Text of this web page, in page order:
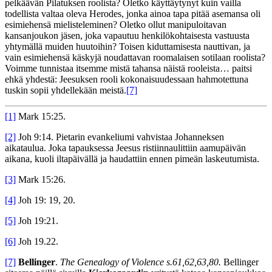
pelkäävän Pilatuksen roolista? Oletko käyttäytynyt kuin vailla
todellista valtaa oleva Herodes, jonka ainoa tapa pitää asemansa oli
esimiehensä mielisteleminen? Oletko ollut manipuloitavan
kansanjoukon jäsen, joka vapautuu henkilökohtaisesta vastuusta
yhtymällä muiden huutoihin? Toisen kiduttamisesta nauttivan, ja
vain esimiehensä käskyjä noudattavan roomalaisen sotilaan roolista?
Voimme tunnistaa itsemme mistä tahansa näistä rooleista… paitsi
ehkä yhdestä: Jeesuksen rooli kokonaisuudessaan hahmotettuna
tuskin sopii yhdellekään meistä.[7]
[1] Mark 15:25.
[2] Joh 9:14. Pietarin evankeliumi vahvistaa Johanneksen
aikataulua. Joka tapauksessa Jeesus ristiinnaulittiin aamupäivän
aikana, kuoli iltapäivällä ja haudattiin ennen pimeän laskeutumista.
[3] Mark 15:26.
[4] Joh 19: 19, 20.
[5] Joh 19:21.
[6] Joh 19.22.
[7] Bellinger. The Genealogy of Violence s.61,62,63,80. Bellinger